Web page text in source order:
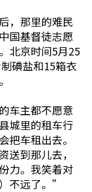
，那里的难民
国基督徒志愿
北京时间5月25
碘盐和15箱衣
车主都不愿意
城里的租车行
把车租出去。
送到那儿去，
力。我笑着对
不远了。”